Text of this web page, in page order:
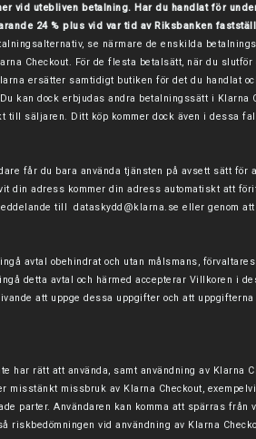
vid utebliven betalning. Har du handlat för
24 % plus vid var tid av Riksbanken
se närmare de enskilda
Checkout.
För de flesta betalsätt, när du
ersätter samtidigt butiken för det du handlat
kan dock erbjudas andra betalningssätt i Klarna
säljaren. Ditt köp kommer dock även i dessa
får du bara använda tjänsten på avsett sätt
din adress kommer din adress automatiskt att
till dataskydd@klarna.se eller genom
avtal obehindrat och utan målsmans,
detta avtal och härmed accepterar Villkoren i
att uppge dessa uppgifter och att
har rätt att använda, samt användning av Klarna
missbruk av Klarna Checkout,
parter. Användaren kan komma att spärras
vid användning av Klarna